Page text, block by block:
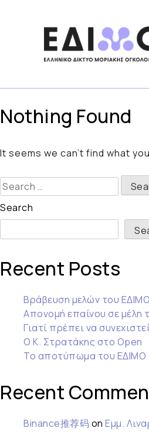
Nothing Found
It seems we can’t find what
Search
for:
Search
Recent Posts
Βράβευση μελών του
Απονομή επαίνου σε μέλη
Γιατί πρέπει να
Ο Κ. Στρατάκης στο Open
Το αποτύπωμα του ΕΔΙΜΟ
Recent
Binance推荐码on Εμμ.